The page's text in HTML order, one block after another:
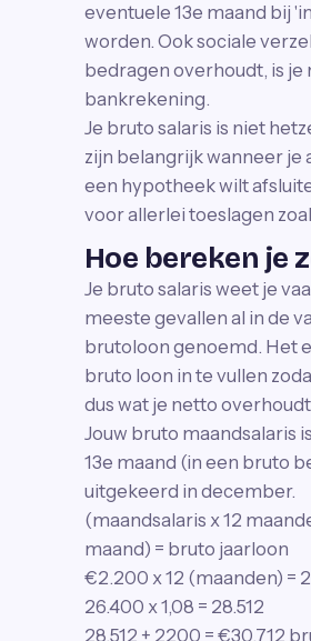
eventuele 13e maand bij
worden. Ook sociale
bedragen overhoudt, is
bankrekening.
Je bruto salaris is niet
zijn belangrijk wanneer
een hypotheek wilt
voor allerlei toeslagen
Hoe bereken je
Je bruto salaris weet je
meeste gevallen al in de
brutoloon genoemd. Het
bruto loon in te vullen
dus wat je netto
Jouw bruto maandsalaris
13e maand (in een bruto
uitgekeerd in december.
(maandsalaris x 12
maand) = bruto jaarloon
€2.200 x 12 (maanden) =
26.400 x 1,08 = 28.512
28.512 + 2200 = €30.712